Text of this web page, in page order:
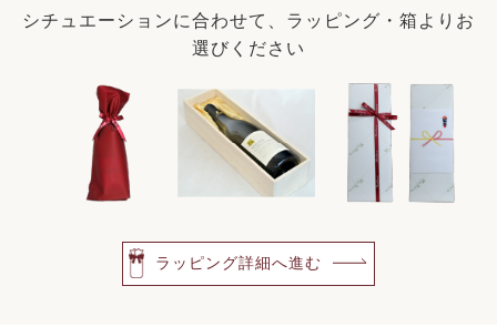
シチュエーションに合わせて、ラッピング・箱よりお
選びください
ラッピング詳細へ進む